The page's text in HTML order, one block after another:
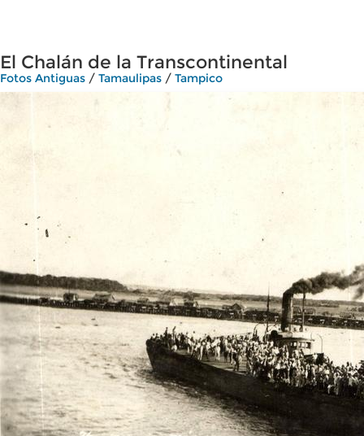
El Chalán de la Transcontinental
Fotos Antiguas / Tamaulipas / Tampico